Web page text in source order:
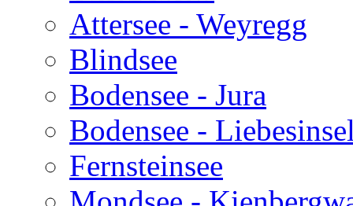
Attersee - Weyregg
Blindsee
Bodensee - Jura
Bodensee -
Fernsteinsee